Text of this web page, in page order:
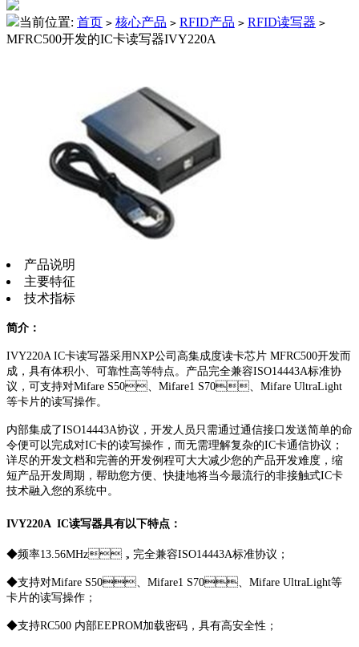
当前位置: 首页 > 核心产品 > RFID产品 > RFID读写器 >
MFRC500开发的IC卡读写器IVY220A
产品说明
主要特征
技术指标
简介：
IVY220A IC卡读写器采用NXP公司高集成度读卡芯片 MFRC500开发而
成，具有体积小、可靠性高等特点。产品完全兼容ISO14443A标准协
议，可支持对Mifare S50、Mifare1 S70、Mifare UltraLight
等卡片的读写操作。
内部集成了ISO14443A协议，开发人员只需通过通信接口发送简单的命
令便可以完成对IC卡的读写操作，而无需理解复杂的IC卡通信协议；
详尽的开发文档和完善的开发例程可大大减少您的产品开发难度，缩
短产品开发周期，帮助您方便、快捷地将当今最流行的非接触式IC卡
技术融入您的系统中。
IVY220A IC读写器具有以下特点：
◆频率13.56MHz，完全兼容ISO14443A标准协议；
◆支持对Mifare S50、Mifare1 S70、Mifare UltraLight等
卡片的读写操作；
◆支持RC500 内部EEPROM加载密码，具有高安全性；